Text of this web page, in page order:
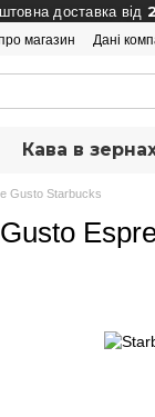
доставка від
магазин Дані
Кава в
Gusto Starbucks